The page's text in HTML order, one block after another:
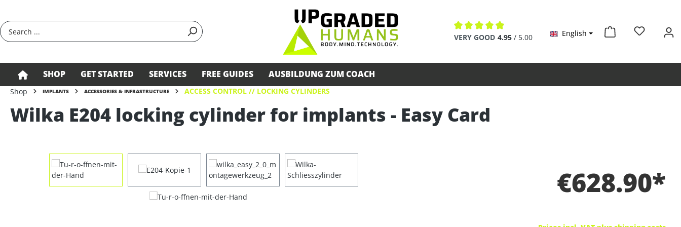
Average rating of 4.9 out of 5 stars
VERY GOOD 4.95 / 5.00 English
SHOP GET STARTED SERVICES FREE GUIDES AUSBILDUNG ZUM COACH
Shop IMPLANTS ACCESSORIES & INFRASTRUCTURE ACCESS CONTROL // LOCKING CYLINDERS
Wilka E204 locking cylinder for implants - Easy Card
Skip image gallery
€628.90*